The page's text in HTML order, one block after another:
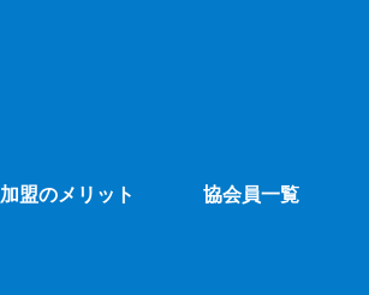
加盟のメリット 協会員一覧